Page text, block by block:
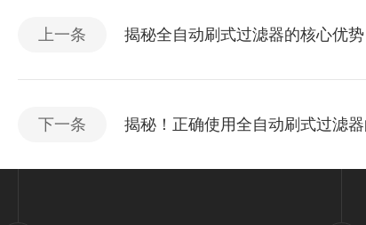
上一条 揭秘全自动刷式过滤器的核心优势
下一条 揭秘！正确使用全自动刷式过滤